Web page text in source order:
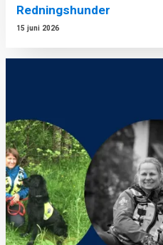
Redningshunder
15 juni 2026